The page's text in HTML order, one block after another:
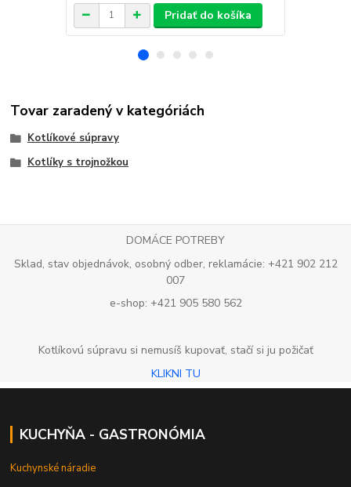
Pridať do košíka
Tovar zaradený v kategóriách
Kotlíkové súpravy
Kotlíky s trojnožkou
DOMÁCE POTREBY
Sklad, stav objednávok, osobný odber, reklamácie: +421 902 212
007
e-shop: +421 905 580 562
Kotlíkovú súpravu si nemusíš kupovať, stačí si ju požičať
KLIKNI TU
KUCHYŇA - GASTRONÓMIA
Kuchynské náradie